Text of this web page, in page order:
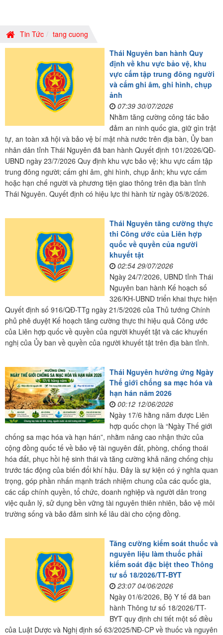
Tin Tức
tang cuong
Thái Nguyên ban hành Quy
định về khu vực bảo vệ, khu
vực cấm tập trung đông người
và cấm ghi âm, ghi hình, chụp
ảnh
07:39 30/07/2026
Nhằm tăng cường công tác bảo
đảm an ninh quốc gia, giữ gìn trật
tự, an toàn xã hội và bảo vệ bí mật nhà nước trên địa bàn, Ủy ban
nhân dân tỉnh Thái Nguyên đã ban hành Quyết định 101/2026/QĐ-
UBND ngày 23/7/2026 Quy định khu vực bảo vệ; khu vực cấm tập
trung đông người; cấm ghi âm, ghi hình, chụp ảnh; khu vực cấm
hoặc hạn chế người và phương tiện giao thông trên địa bàn tỉnh
Thái Nguyên. Quyết định có hiệu lực thi hành từ ngày 05/8/2026.
Thái Nguyên tăng cường thực
thi Công ước của Liên hợp
quốc về quyền của người
khuyết tật
02:54 29/07/2026
Ngày 24/7/2026, UBND tỉnh Thái
Nguyên ban hành Kế hoạch số
326/KH-UBND triển khai thực hiện
Quyết định số 916/QĐ-TTg ngày 21/5/2026 của Thủ tướng Chính
phủ phê duyệt Kế hoạch tăng cường thực thi hiệu quả Công ước
của Liên hợp quốc về quyền của người khuyết tật và các khuyến
nghị của Ủy ban về quyền của người khuyết tật trên địa bàn tỉnh.
Thái Nguyên hưởng ứng Ngày
Thế giới chống sa mạc hóa và
hạn hán năm 2026
00:12 12/06/2026
Ngày 17/6 hằng năm được Liên
hợp quốc chọn là “Ngày Thế giới
chống sa mạc hóa và hạn hán”, nhằm nâng cao nhận thức của
cộng đồng quốc tế về bảo vệ tài nguyên đất, phòng, chống thoái
hóa đất, phục hồi hệ sinh thái và tăng cường khả năng chống chịu
trước tác động của biến đổi khí hậu. Đây là sự kiện có ý nghĩa quan
trọng, góp phần nhấn mạnh trách nhiệm chung của các quốc gia,
các cấp chính quyền, tổ chức, doanh nghiệp và người dân trong
việc quản lý, sử dụng bền vững tài nguyên thiên nhiên, bảo vệ môi
trường sống và bảo đảm sinh kế lâu dài cho cộng đồng.
Tăng cường kiểm soát thuốc và
nguyên liệu làm thuốc phải
kiểm soát đặc biệt theo Thông
tư số 18/2026/TT-BYT
23:07 04/06/2026
Ngày 01/6/2026, Bộ Y tế đã ban
hành Thông tư số 18/2026/TT-
BYT quy định chi tiết một số điều
của Luật Dược và Nghị định số 63/2025/NĐ-CP về thuốc và nguyên